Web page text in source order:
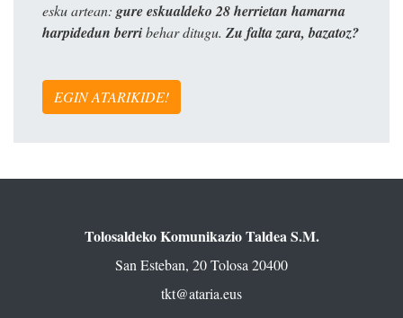
esku artean: gure eskualdeko 28 herrietan hamarna
harpidedun berribehar ditugu. Zu falta zara, bazatoz?
EGIN ATARIKIDE!
Tolosaldeko Komunikazio Taldea S.M.
San Esteban, 20 Tolosa 20400
tkt@ataria.eus